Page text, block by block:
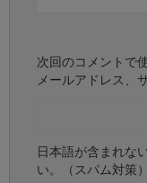
次回のコメントで
メールアドレス、
日本語が含まれな
い。（スパム対策）